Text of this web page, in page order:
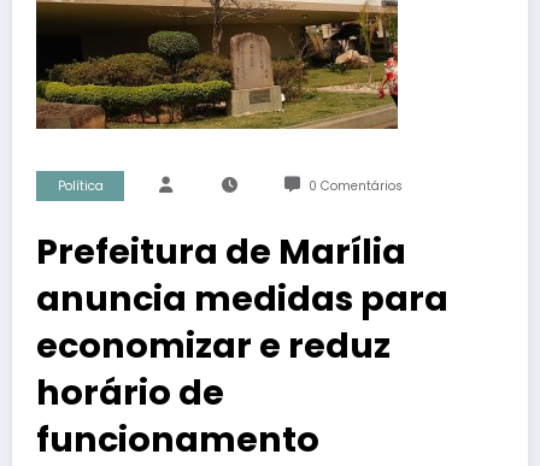
Política 0 Comentários
Prefeitura de Marília
anuncia medidas para
economizar e reduz
horário de
funcionamento